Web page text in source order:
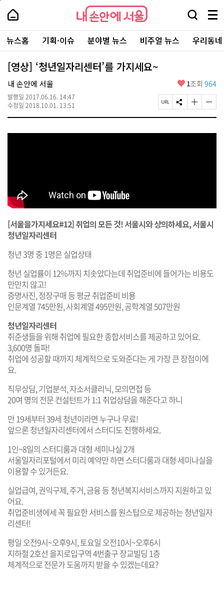
본
로
가
내
손
안
에
서
울
-
서
울
시
대
표
소
포
내
손
에
울
검
창
열
기
메
뉴
전
체
보
주
요
서
뉴스홈 기획·이슈 분야별 뉴스 비주얼 뉴스 우리동
[영상] ‘청년일자리센터’를 가지세요~
내 손안에 서울
발행일 2017.06.16. 14:47
수정일 2018.10.01. 13:51
좋
요
1조회 964
페
이
U
S
N
공
글
자
기
글
자
기
[서울을가지세요#12] 취업의 모든 것! 서울시와 상의하세요, 서울시
청년일자리센터
청년 3명 중 1명은 실업상태
청년 실업률이 12%까지 치솟았다는데 취업준비에 들어가는 비용도
만만치 않고!
증명사진, 정장구매 등 평균 취업준비 비용
인문계열 745만원, 사회계열 495만원, 공학계열 507만원
청년일자리센터
취준생들을 위해 취업에 필요한 종합서비스를 제공하고 있어요.
3,600명 돌파!
취업에 성공할 때까지 체계적으로 도와준다는 게 가장 큰 장점이에
요.
직무상담, 기업분석, 자소서클리닉, 모의면접 등
20여 명의 전문 컨설턴트가 1:1 취업상담을 해준다고 하니
만 19세부터 39세 청년이라면 누구나 무료!
앞으론 청년일자리센터에서 스터디도 진행하세요.
1인~8일의 스터디룸과 대형 세미나실 2개
서울일자리포털에서 미리 예약만 하면 스터디룸과 대형 세미나실을
이용할 수 있거든요.
실업급여, 권익구제, 주거, 금융 등 청년복지서비스까지 지원하고 있
어요.
취업준비생에세 꼭 필요한 서비스를 원스탑으로 제공하는 청년일자
리센터!
평일 오전9시~오후9시, 토요일 오전10시~오후6시
지하철 2호선 을지로입구역 4번출구 장교빌딩 1층
체계적으로 전문가 도움까지 받을 수 있겠는데요?
페
상
단
로